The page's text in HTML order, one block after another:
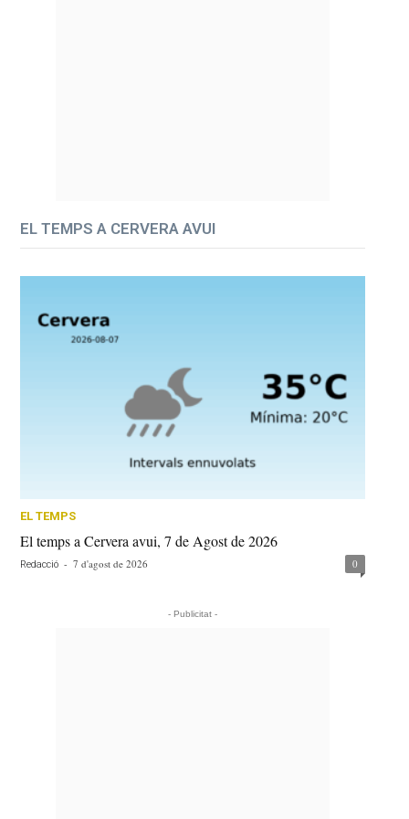
EL TEMPS A CERVERA AVUI
EL TEMPS
El temps a Cervera avui, 7 de Agost de 2026
Redacció - 7 d'agost de 2026 0
- Publicitat -